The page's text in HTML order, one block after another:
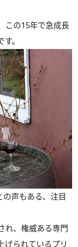
この15年で急成長
。
の声もある、注目
れ、権威ある専門
られているプリ